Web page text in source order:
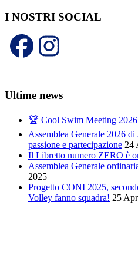
I NOSTRI SOCIAL
Ultime news
🏆 Cool Swim Meeting
Assemblea Generale 2026
passione e partecipazione 24
Il Libretto numero ZERO è
Assemblea Generale
2025
Progetto CONI 2025,
Volley fanno squadra! 25